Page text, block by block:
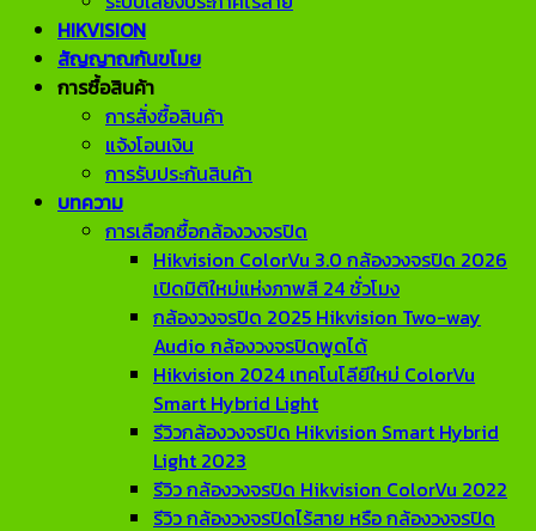
HIKVISION
สัญญาณกันขโมย
การซื้อสินค้า
การสั่งซื้อสินค้า
แจ้งโอนเงิน
การรับประกันสินค้า
บทความ
การเลือกซื้อกล้องวงจรปิด
Hikvision ColorVu 3.0 กล้องวงจรปิด 2026
เปิดมิติใหม่แห่งภาพสี 24 ชั่วโมง
กล้องวงจรปิด 2025 Hikvision Two-way
Audio กล้องวงจรปิดพูดได้
Hikvision 2024 เทคโนโลียีใหม่ ColorVu
Smart Hybrid Light
รีวิวกล้องวงจรปิด Hikvision Smart Hybrid
Light 2023
รีวิว กล้องวงจรปิด Hikvision ColorVu 2022
รีวิว กล้องวงจรปิดไร้สาย หรือ กล้องวงจรปิด